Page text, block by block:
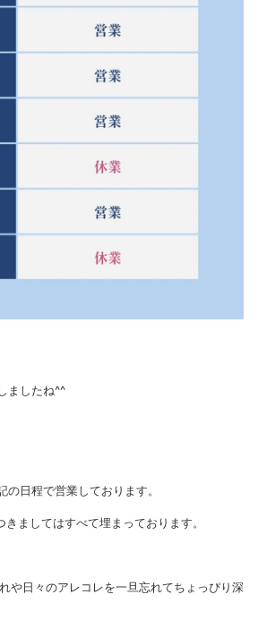
ましたね^^
日程で営業しております。
ましてはすべて埋まっております。
や日々のアレコレを一旦忘れてちょっぴり深